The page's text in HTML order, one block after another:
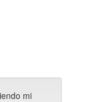
mi